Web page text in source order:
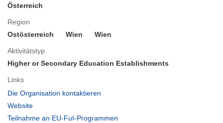
Österreich
Region
Ostösterreich
Wien Wien
Aktivitätstyp
Higher or Secondary Education Establishments
Links
Die Organisation kontaktieren
Website
in
Teilnahme an EU-FuI-Programmen